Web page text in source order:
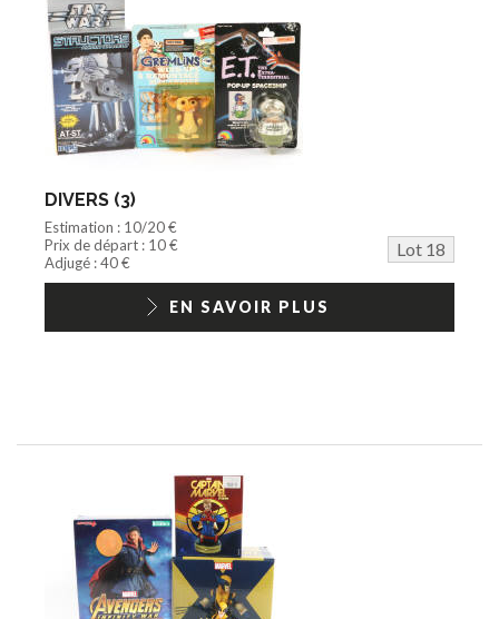
DIVERS (3)
Estimation : 10/20 €
Prix de départ : 10 €
Lot 18
Adjugé : 40 €
EN SAVOIR PLUS